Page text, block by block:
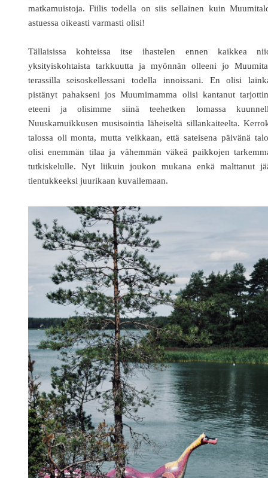
matkamuistoja. Fiilis todella on siis sellainen kuin
astuessa oikeasti varmasti olisi!
Tällaisissa kohteissa itse ihastelen ennen kaikkea
yksityiskohtaista tarkkuutta ja myönnän olleeni jo
terassilla seisoskellessani todella innoissani. En olisi
pistänyt pahakseni jos Muumimamma olisi kantanut
eteeni ja olisimme siinä teehetken lomassa
Nuuskamuikkusen musisointia läheiseltä sillankaiteelta.
talossa oli monta, mutta veikkaan, että sateisena päivänä
olisi enemmän tilaa ja vähemmän väkeä paikkojen
tutkiskelulle. Nyt liikuin joukon mukana enkä malttanut
tientukkeeksi juurikaan kuvailemaan.